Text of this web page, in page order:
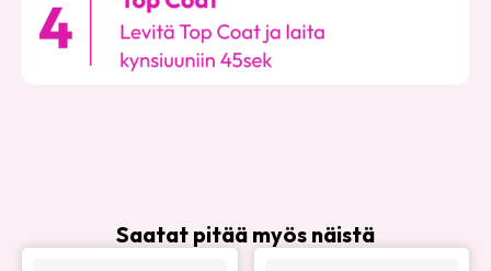
Saatat pitää myös näistä